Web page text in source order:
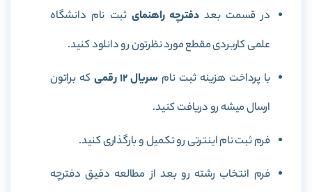
در قسمت بعددفترچه راهنمایثبت نام دانشگاه
علمی کاربردی مقطع مورد نظرتون رو دانلود کنید.
با پرداخت هزینه ثبت نام سریال 12 رقمی
که براتون
ارسال میشه رو دریافت کنید.
فرم ثبت نام اینترتی رو تکمیل و بارگذاری کنید.
فرم انتخاب رشته رو بعد از مطالعه دقیق دفترچه